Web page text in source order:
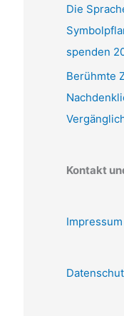
Die
spenden
Berühmte
Kontakt
Impressum